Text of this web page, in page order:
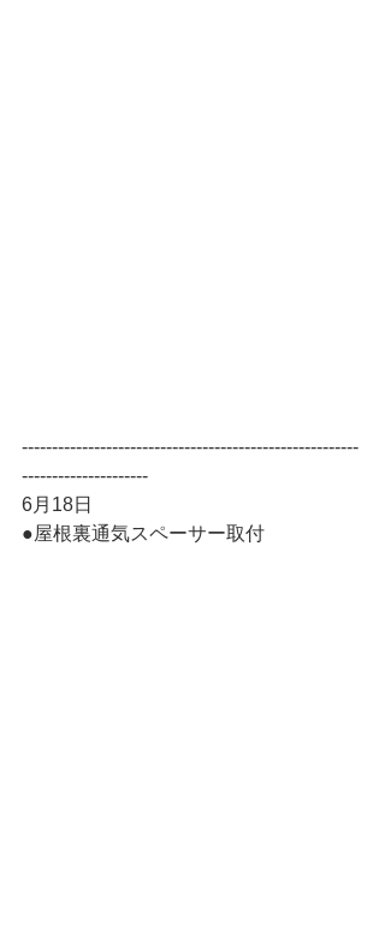
--------------------------------------------------------
---------------------
6月18日
●屋根裏通気スペーサー取付